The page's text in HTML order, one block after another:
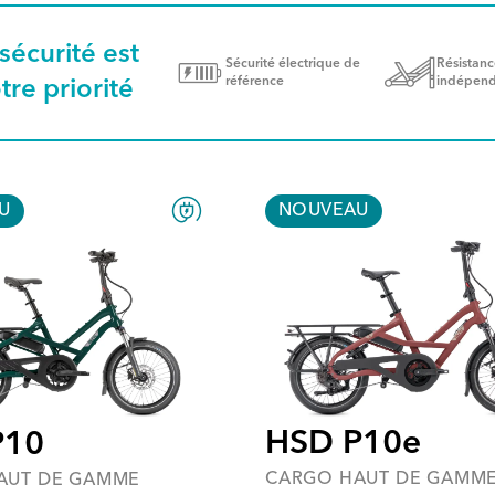
est
priorité
Sécurité électrique de
référence
DE GAMME
NOUVEAU
HSD P10e
CARGO HAUT DE